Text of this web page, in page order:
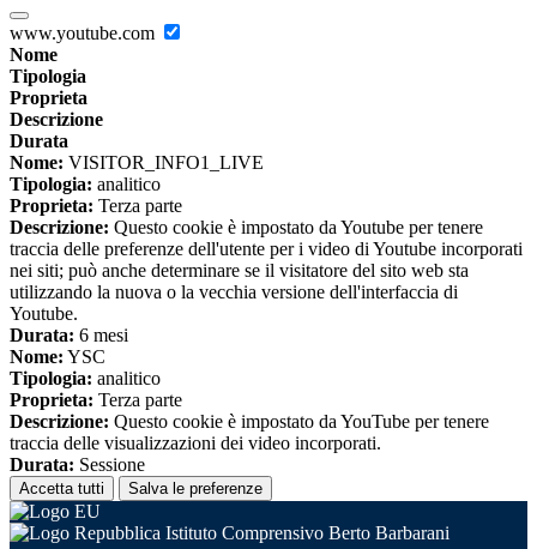
www.youtube.com
Nome
Tipologia
Proprieta
Descrizione
Durata
Nome: VISITOR_INFO1_LIVE
Tipologia: analitico
Proprieta: Terza parte
Descrizione: Questo cookie è impostato da Youtube per tenere
traccia delle preferenze dell'utente per i video di Youtube incorporati
nei siti; può anche determinare se il visitatore del sito web sta
utilizzando la nuova o la vecchia versione dell'interfaccia di
Youtube.
Durata: 6 mesi
Nome: YSC
Tipologia: analitico
Proprieta: Terza parte
Descrizione: Questo cookie è impostato da YouTube per tenere
traccia delle visualizzazioni dei video incorporati.
Durata: Sessione
Accetta tutti Salva le preferenze
Istituto Comprensivo Berto Barbarani